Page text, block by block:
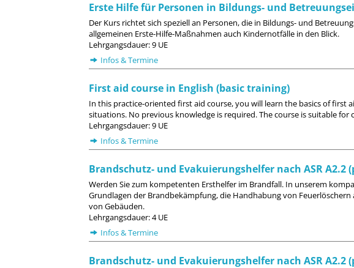
Erste Hilfe für Personen in Bildungs- und
Der Kurs richtet sich speziell an Personen, die in Bildungs- und
allgemeinen Erste-Hilfe-Maßnahmen auch Kindernotfälle in den Blick.
Lehrgangsdauer: 9 UE
Infos & Termine
First aid course in English (basic training)
In this practice-oriented first aid course, you will learn the basics of first
situations. No previous knowledge is required. The course is suitable
Lehrgangsdauer: 9 UE
Infos & Termine
Brandschutz- und Evakuierungshelfer nach ASR A2.2
Werden Sie zum kompetenten Ersthelfer im Brandfall. In unserem
Grundlagen der Brandbekämpfung, die Handhabung von
von Gebäuden.
Lehrgangsdauer: 4 UE
Infos & Termine
Brandschutz- und Evakuierungshelfer nach ASR A2.2